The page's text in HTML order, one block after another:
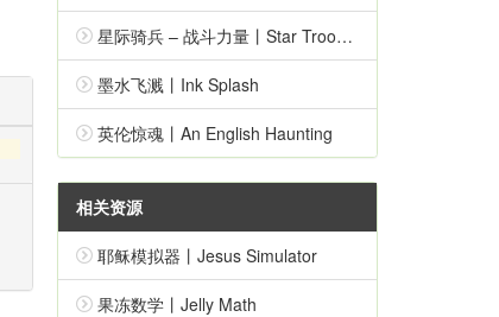
星际骑兵 – 战斗力量丨Star Troopers – Combat Force
墨水飞溅丨Ink Splash
英伦惊魂丨An English Haunting
相关资源
耶稣模拟器丨Jesus Simulator
果冻数学丨Jelly Math